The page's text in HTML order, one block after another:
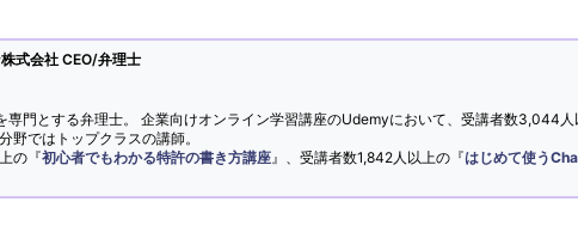
式会社 CEO/弁理士
専門とする弁理士。 企業向けオンライン学習講座のUdemyにおいて、受講者数3,044人
野ではトップクラスの講師。
の『初心者でもわかる特許の書き方講座 』、受講者数1,842人以上の『はじめて使う